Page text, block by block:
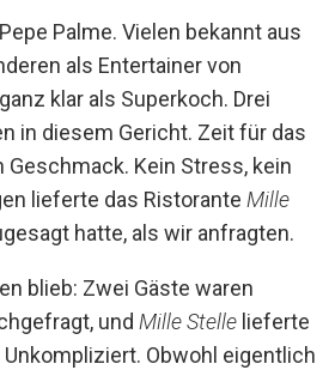
Palme. Vielen bekannt aus
als Entertainer von
klar als Superkoch. Drei
in diesem Gericht. Zeit für das
Geschmack. Kein Stress, kein
lieferte das Ristorante Mille
hatte, als wir anfragten.
blieb: Zwei Gäste waren
und Mille Stelle lieferte
Obwohl eigentlich